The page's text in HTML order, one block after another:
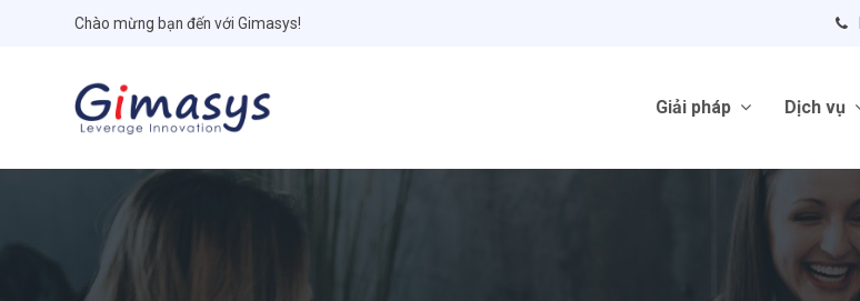
Chào mừng bạn đến với Gimasys!
Giải pháp Dịch vụ